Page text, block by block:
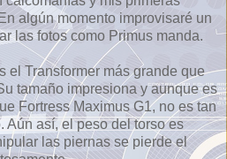
algún momento improvisaré un
las fotos como Primus manda.
el Transformer más grande que
tamaño impresiona y aunque es
Fortress Maximus G1, no es tan
Aún así, el peso del torso es
las piernas se pierde el